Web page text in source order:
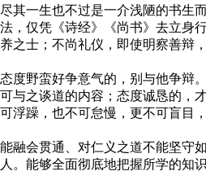
一生也不过是一介浅陋的书生
，仅凭《诗经》《尚书》去立身
之士；不尚礼仪，即使明察善辩
野蛮好争意气的，别与他争辩
与之谈道的内容；态度诚恳的，
浮躁，也不可怠慢，更不可盲目
会贯通、对仁义之道不能坚守
。能够全面彻底地把握所学的知